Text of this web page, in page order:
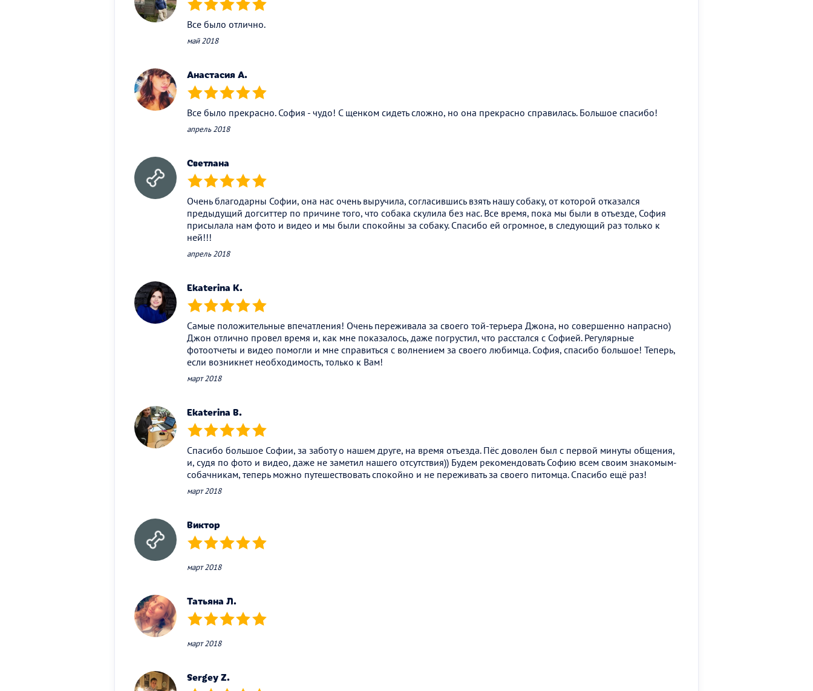
(*) (*) (*) (*) (*)
Все было отлично.
май 2018
Анастасия А.
(*) (*) (*) (*) (*)
Все было прекрасно. София - чудо! С щенком сидеть сложно, но она прекрасно справилась. Большое спасибо!
апрель 2018
Светлана
(*) (*) (*) (*) (*)
Очень благодарны Софии, она нас очень выручила, согласившись взять нашу собаку, от которой отказался
предыдущий догситтер по причине того, что собака скулила без нас. Все время, пока мы были в отъезде, София
присылала нам фото и видео и мы были спокойны за собаку. Спасибо ей огромное, в следующий раз только к
ней!!!
апрель 2018
Ekaterina K.
(*) (*) (*) (*) (*)
Самые положительные впечатления! Очень переживала за своего той-терьера Джона, но совершенно напрасно)
Джон отлично провел время и, как мне показалось, даже погрустил, что расстался с Софией. Регулярные
фотоотчеты и видео помогли и мне справиться с волнением за своего любимца. София, спасибо большое! Теперь,
если возникнет необходимость, только к Вам!
март 2018
Ekaterina B.
(*) (*) (*) (*) (*)
Спасибо большое Софии, за заботу о нашем друге, на время отъезда. Пёс доволен был с первой минуты общения,
и, судя по фото и видео, даже не заметил нашего отсутствия)) Будем рекомендовать Софию всем своим знакомым-
собачникам, теперь можно путешествовать спокойно и не переживать за своего питомца. Спасибо ещё раз!
март 2018
Виктор
(*) (*) (*) (*) (*)
март 2018
Татьяна Л.
(*) (*) (*) (*) (*)
март 2018
Sergey Z.